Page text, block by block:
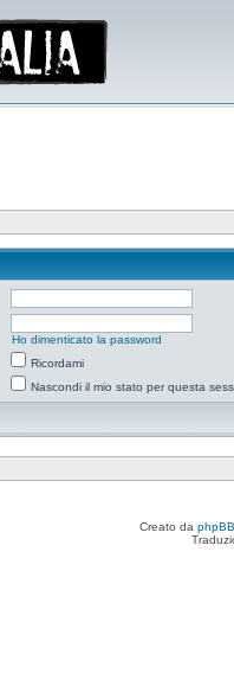
Ho dimenticato la password
Ricordami
Nascondi il mio stato per questa
Creato da phpBB